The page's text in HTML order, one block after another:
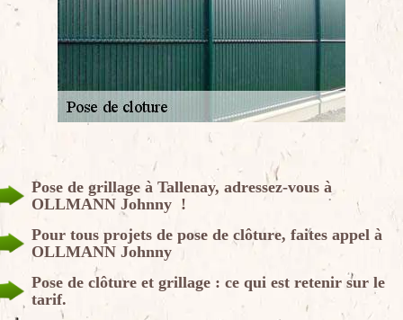
Pose de grillage à Tallenay, adressez-vous à
OLLMANN Johnny !
Pour tous projets de pose de clôture, faites appel à
OLLMANN Johnny
Pose de clôture et grillage : ce qui est retenir sur le
tarif.